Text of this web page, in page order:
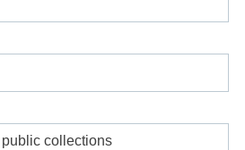
collections